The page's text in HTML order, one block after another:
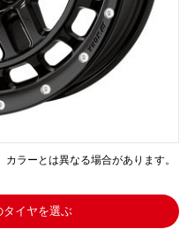
ラーとは異なる場合があります。
タイヤを選ぶ